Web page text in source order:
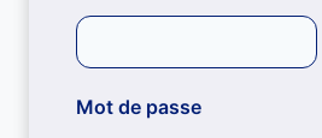
Mot de passe